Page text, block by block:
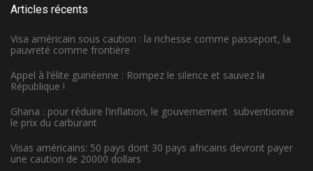
Articles récents
Visa américain sous caution : la richesse comme passeport, la
pauvreté comme frontière
Appel à l’élite guinéenne : Rompez le silence et sauvez la
République !
Ghana : pour réduire l’inflation, le gouvernement subventionne
le prix du carburant
Visas américains: 50 pays dont 30 pays africains devront payer
une caution de 20000 dollars